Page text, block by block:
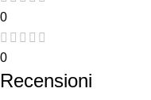
0
0
Recensioni